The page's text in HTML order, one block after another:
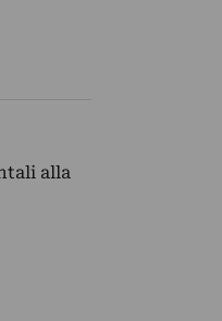
alla